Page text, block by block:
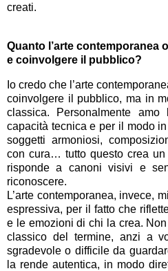
creati.
Quanto l’arte contemporanea
e coinvolgere il pubblico?
Io credo che l’arte
coinvolgere il pubblico, ma in
classica. Personalmente
capacità tecnica e per il modo
soggetti armoniosi,
con cura… tutto questo crea un
risponde a canoni visivi e
riconoscere.
L’arte contemporanea, invece,
espressiva, per il fatto che
e le emozioni di chi la crea.
classico del termine, anzi a
sgradevole o difficile da
la rende autentica, in modo